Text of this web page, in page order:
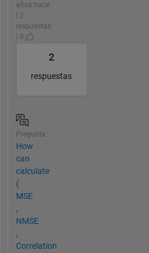
años hace
| 2
respuestas
| 0
2
respuestas
Pregunta
How
can
calculate
(
MSE
,
NMSE
,
Correlation